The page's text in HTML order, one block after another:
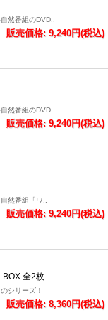
然番組のDVD..
販売価格: 9,240円(税込)
然番組のDVD..
販売価格: 9,240円(税込)
然番組「ワ..
販売価格: 9,240円(税込)
BOX 全2枚
シリーズ！
販売価格: 8,360円(税込)